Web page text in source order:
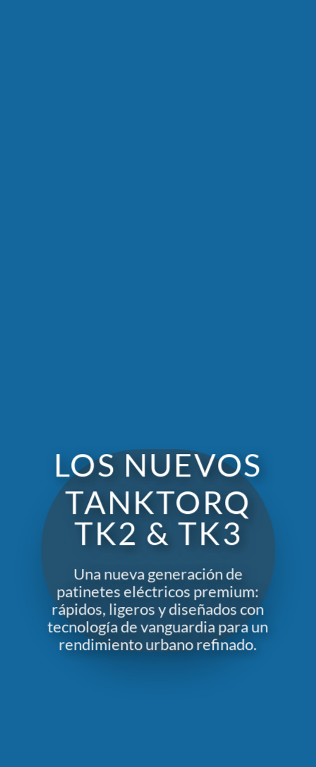
LOS NUEVOS
TANKTORQ
TK2 & TK3
Una nueva generación de
patinetes eléctricos premium:
rápidos, ligeros y diseñados con
tecnología de vanguardia para un
rendimiento urbano refinado.